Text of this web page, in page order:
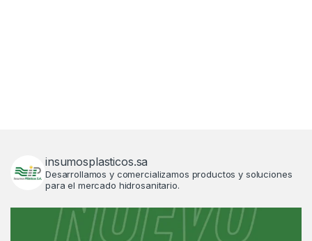
insumosplasticos.sa
Desarrollamos y comercializamos productos y soluciones
para el mercado hidrosanitario.